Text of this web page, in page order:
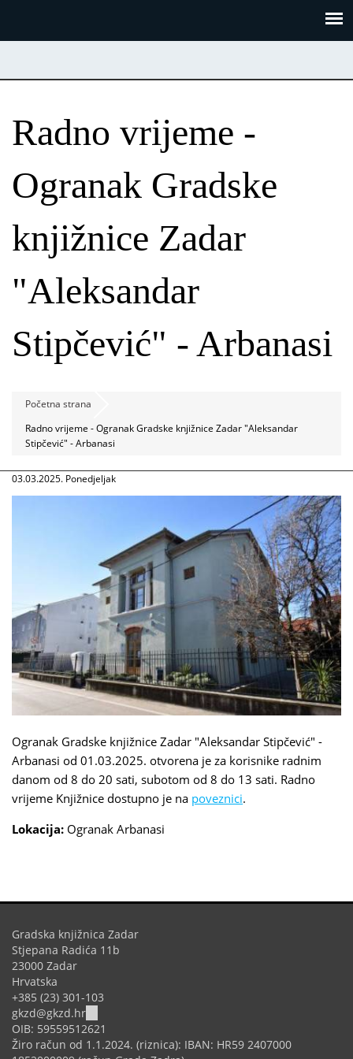
Radno vrijeme -
Ogranak Gradske
knjižnice Zadar
"Aleksandar
Stipčević" - Arbanasi
Početna strana
Radno vrijeme - Ogranak Gradske knjižnice Zadar "Aleksandar
Stipčević" - Arbanasi
03.03.2025. Ponedjeljak
Ogranak Gradske knjižnice Zadar "Aleksandar Stipčević" -
Arbanasi od 01.03.2025. otvorena je za korisnike radnim
danom od 8 do 20 sati, subotom od 8 do 13 sati. Radno
vrijeme Knjižnice dostupno je na poveznici.
Lokacija: Ogranak Arbanasi
Gradska knjižnica Zadar
Stjepana Radića 11b
23000 Zadar
Hrvatska
+385 (23) 301-103
gkzd@gkzd.hr
sends
e-
mail)
OIB: 59559512621
Žiro račun od 1.1.2024. (riznica): IBAN: HR59 2407000